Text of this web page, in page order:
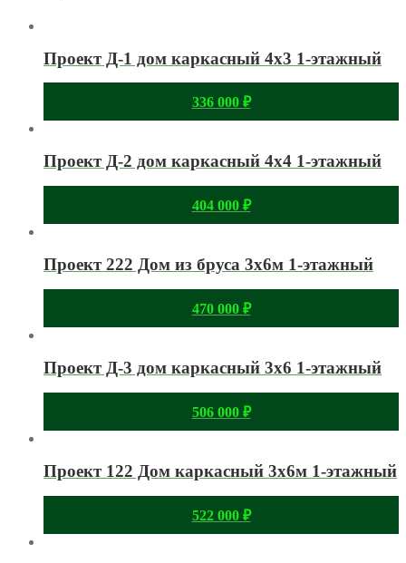
Проект Д-1 дом каркасный 4х3 1-этажный
336 000 ₽
Проект Д-2 дом каркасный 4х4 1-этажный
404 000 ₽
Проект 222 Дом из бруса 3х6м 1-этажный
470 000 ₽
Проект Д-3 дом каркасный 3х6 1-этажный
506 000 ₽
Проект 122 Дом каркасный 3х6м 1-этажный
522 000 ₽